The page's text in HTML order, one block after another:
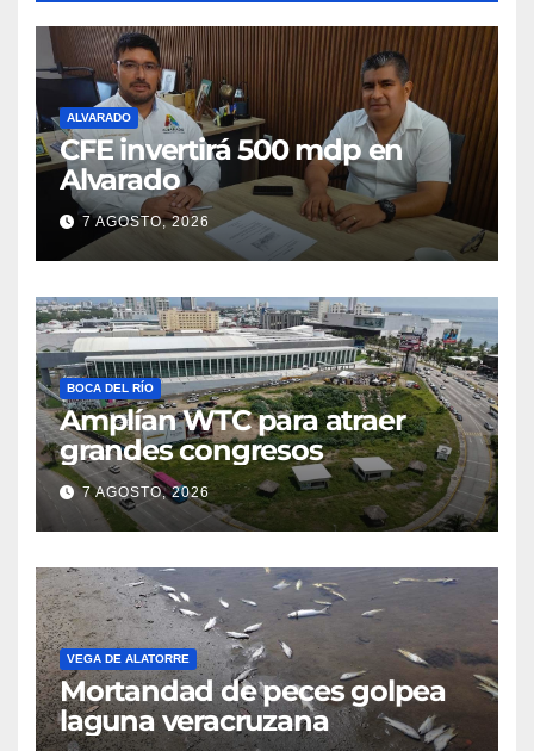
ALVARADO
CFE invertirá 500 mdp en
Alvarado
7 AGOSTO, 2026
BOCA DEL RÍO
Amplían WTC para atraer
grandes congresos
7 AGOSTO, 2026
VEGA DE ALATORRE
Mortandad de peces golpea
laguna veracruzana